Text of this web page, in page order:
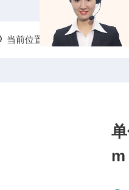
当前位置： 首页 产品中心
m